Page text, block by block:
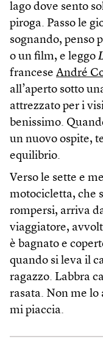
lago dove sento
piroga. Passo le
sognando, penso
o un film, e leggo
francese André
all’aperto sotto
attrezzato per i
benissimo.
un nuovo ospite,
equilibrio.
Verso le sette e
motocicletta, che
rompersi, arriva
viaggiatore,
è bagnato e
quando si leva il
ragazzo. Labbra
rasata. Non me lo
mi piaccia.